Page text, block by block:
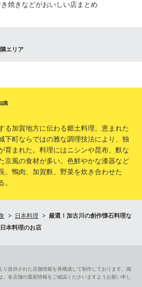
焼きなどがおいしい店まとめ
エリア
識
る加賀地方に伝わる郷土料理。恵まれた
下町ならではの雅な調理技法により、独
育まれた。料理にはニシンや昆布、麩な
京風の食材が多い。色鮮やかな漆器など
。鴨肉、加賀麩、野菜を炊き合わせた
。
日本料理
厳選！加古川の創作懐石料理な
本料理のお店
り提供された店舗情報を再構成して制作しております。掲
各店舗の最新情報をご確認くださいますようお願い申し